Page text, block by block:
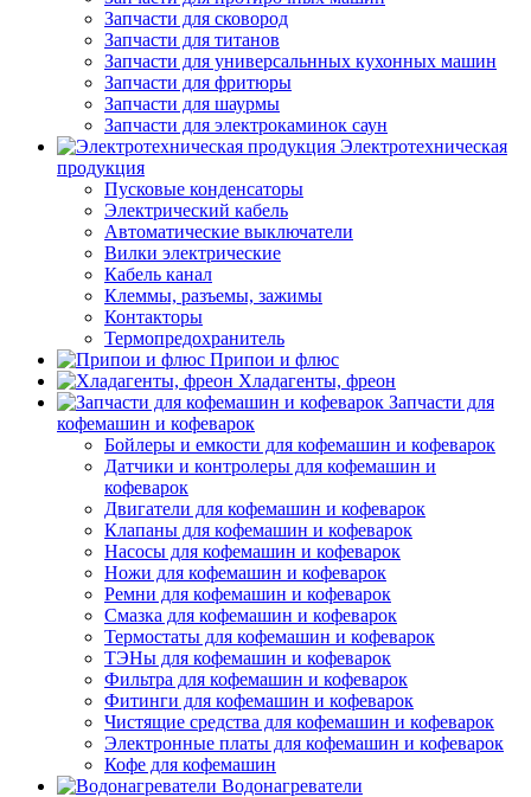
Запчасти для сковород
Запчасти для титанов
Запчасти для универсальнных кухонных машин
Запчасти для фритюры
Запчасти для шаурмы
Запчасти для электрокаминок саун
Электротехническая
продукция
Пусковые конденсаторы
Электрический кабель
Автоматические выключатели
Вилки электрические
Кабель канал
Клеммы, разъемы, зажимы
Контакторы
Термопредохранитель
Припои и флюс
Хладагенты, фреон
Запчасти для
кофемашин и кофеварок
Бойлеры и емкости для кофемашин и кофеварок
Датчики и контролеры для кофемашин и
кофеварок
Двигатели для кофемашин и кофеварок
Клапаны для кофемашин и кофеварок
Насосы для кофемашин и кофеварок
Ножи для кофемашин и кофеварок
Ремни для кофемашин и кофеварок
Смазка для кофемашин и кофеварок
Термостаты для кофемашин и кофеварок
ТЭНы для кофемашин и кофеварок
Фильтра для кофемашин и кофеварок
Фитинги для кофемашин и кофеварок
Чистящие средства для кофемашин и кофеварок
Электронные платы для кофемашин и кофеварок
Кофе для кофемашин
Водонагреватели